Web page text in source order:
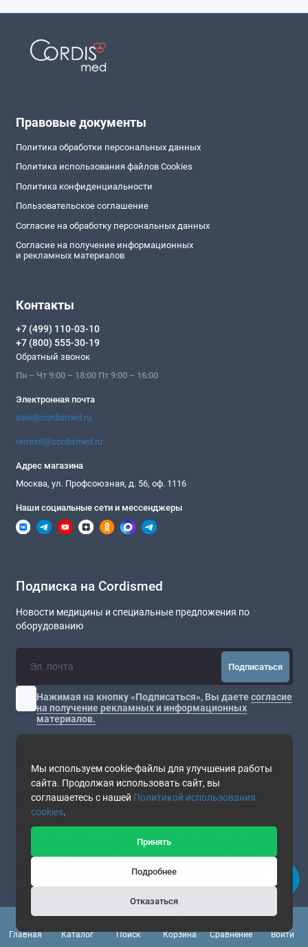
Главная Каталог Поиск Корзина
0
Сравнение
Войти
Мы используем cookie-файлы для улучшения работы
сайта. Продолжая использовать сайт, вы
соглашаетесь с нашей Политикой использования
cookies.
Принять
Подробнее
Отказаться
Правовые документы
Политика обработки персональных данных
Политика использования файлов Cookies
Политика конфиденциальности
Пользовательское соглашение
Согласие на обработку персональных данных
Согласие на получение информационных
и рекламных материалов
Контакты
+7 (499) 110-03-10
+7 (800) 555-30-19
Обратный звонок
Пн – Чт 9:00 – 18:00 Пт 9:00 – 16:00
Электронная почта
sale@cordismed.ru
remont@cordismed.ru
Адрес магазина
Москва, ул. Профсоюзная, д. 56, оф. 1116
Наши социальные сети и мессенджеры
Подписка на Cordismed
Новости медицины и специальные предложения по
оборудованию
Подписаться
Нажимая на кнопку «Подписаться», Вы даетесогласие
на получение рекламных и информационных
материалов.
Медицинское оборудование. Поставки и
сервис.
© CordisMed Все права защищены. Запрещается
копирование, распространение или любое иное
использование информации и объектов с сайта без
предварительного согласия правообладателя - ООО
"Кордисмед".
® Свидетельство о регистрации товарного знака № 951543
от 03.07.2023
* Сайт носит информационный характер и не
является публичной офертой.